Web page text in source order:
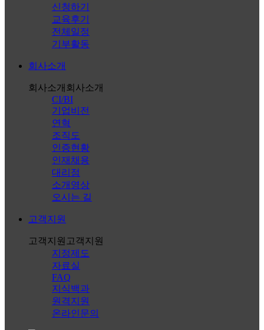
신청하기
교육후기
전체일정
기부활동
회사소개
회사소개 회사소개
CI/BI
기업비전
연혁
조직도
인증현황
인재채용
대리점
소개영상
오시는 길
고객지원
고객지원 고객지원
지정제도
자료실
FAQ
지식백과
원격지원
온라인문의